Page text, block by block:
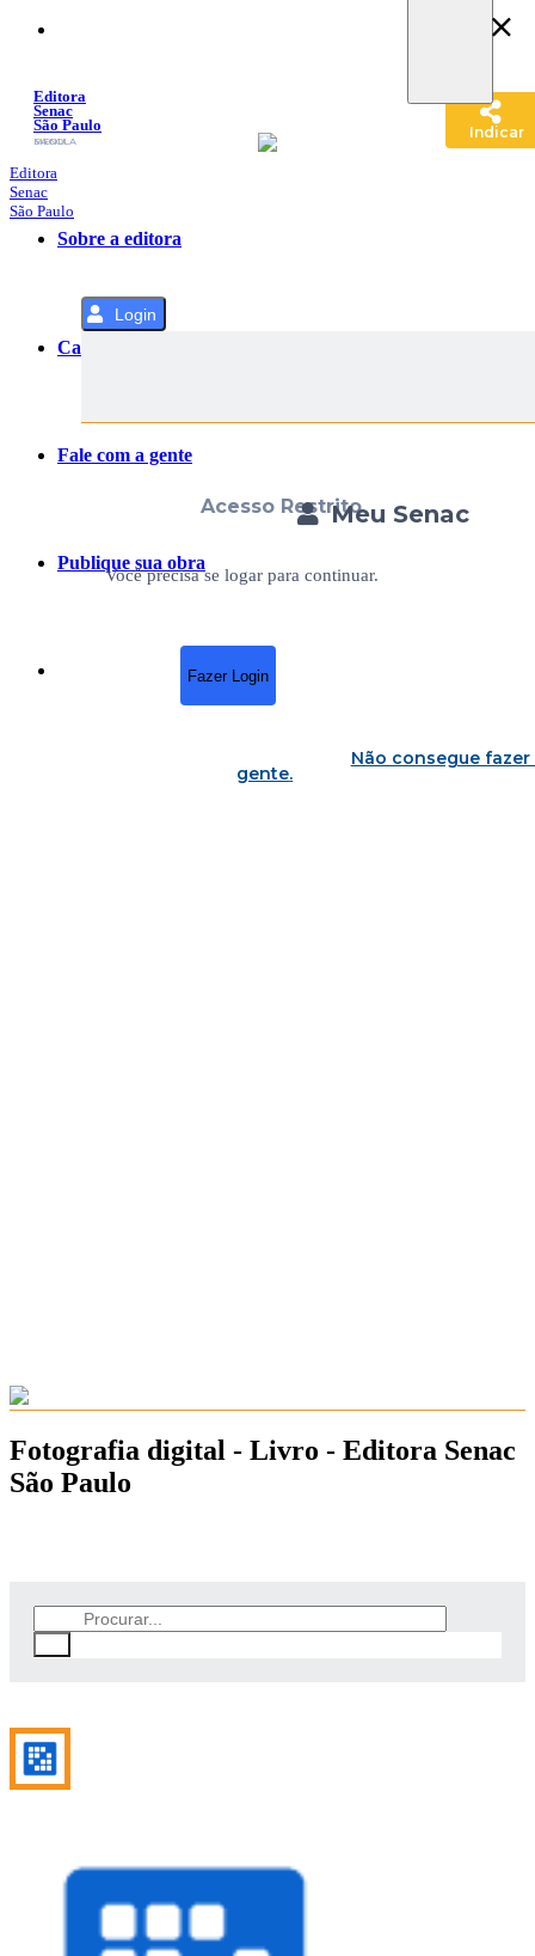
Conteúdo
Editora
Senac
São Paulo
SACOLA
MENU
Editora
Senac
São Paulo
Sobre a editora
Categorias
Fale com a gente
Publique sua obra
Login
Meu Senac
Acesso Restrito
Você precisa se logar para continuar.
Fazer Login
Não consegue
gente.
Fotografia digital - Livro - Editora Senac
São Paulo
Indicar